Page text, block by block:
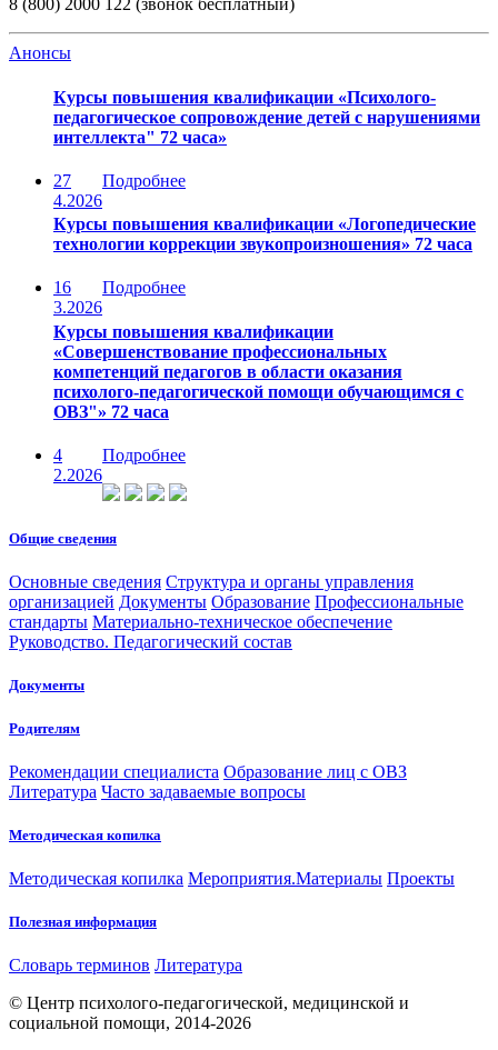
8 (800) 2000 122 (звонок бесплатный)
Анонсы
Курсы повышения квалификации «Психолого-
педагогическое сопровождение детей с нарушениями
интеллекта" 72 часа»
27
4.2026
Подробнее
Курсы повышения квалификации «Логопедические
технологии коррекции звукопроизношения» 72 часа
16
3.2026
Подробнее
Курсы повышения квалификации
«Совершенствование профессиональных
компетенций педагогов в области оказания
психолого-педагогической помощи обучающимся с
ОВЗ"» 72 часа
4
2.2026
Подробнее
Общие сведения
Основные сведения Структура и органы управления
организацией Документы Образование Профессиональные
стандарты Материально-техническое обеспечение
Руководство. Педагогический состав
Документы
Родителям
Рекомендации специалиста Образование лиц с ОВЗ
Литература Часто задаваемые вопросы
Методическая копилка
Методическая копилка Мероприятия.Материалы Проекты
Полезная информация
Словарь терминов Литература
© Центр психолого-педагогической, медицинской и
социальной помощи, 2014-2026